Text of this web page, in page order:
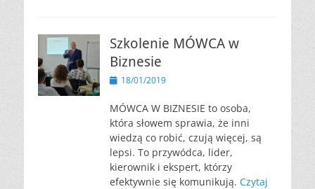
Szkolenie MÓWCA w
Biznesie
Opublikowano
18/01/2019
MÓWCA W BIZNESIE to osoba,
która słowem sprawia, że inni
wiedzą co robić, czują więcej, są
lepsi. To przywódca, lider,
kierownik i ekspert, którzy
efektywnie się komunikują. Czytaj